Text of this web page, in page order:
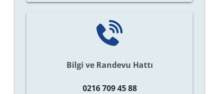
Bilgi ve Randevu Hattı
0216 709 45 88